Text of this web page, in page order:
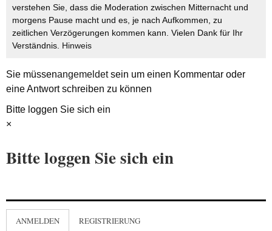
verstehen Sie, dass die Moderation zwischen Mitternacht und
morgens Pause macht und es, je nach Aufkommen, zu
zeitlichen Verzögerungen kommen kann. Vielen Dank für Ihr
Verständnis. Hinweis
Sie müssenangemeldetsein um einen Kommentar oder
eine Antwort schreiben zu können
Bitte loggen Sie sich ein
×
Bitte loggen Sie sich ein
ANMELDEN REGISTRIERUNG